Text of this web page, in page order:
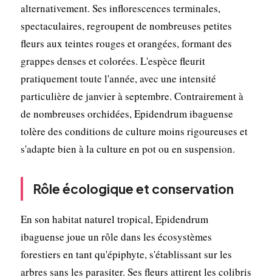
alternativement. Ses inflorescences terminales,
spectaculaires, regroupent de nombreuses petites
fleurs aux teintes rouges et orangées, formant des
grappes denses et colorées. L'espèce fleurit
pratiquement toute l'année, avec une intensité
particulière de janvier à septembre. Contrairement à
de nombreuses orchidées, Epidendrum ibaguense
tolère des conditions de culture moins rigoureuses et
s'adapte bien à la culture en pot ou en suspension.
Rôle écologique et conservation
En son habitat naturel tropical, Epidendrum
ibaguense joue un rôle dans les écosystèmes
forestiers en tant qu'épiphyte, s'établissant sur les
arbres sans les parasiter. Ses fleurs attirent les colibris